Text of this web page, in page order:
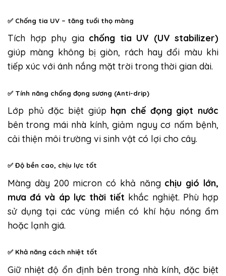
✅ Chống tia UV – tăng tuổi thọ màng
Tích hợp phụ gia chống tia UV (UV stabilizer)
giúp màng không bị giòn, rách hay đổi màu khi
tiếp xúc với ánh nắng mặt trời trong thời gian dài.
✅ Tính năng chống đọng sương (Anti-drip)
Lớp phủ đặc biệt giúp hạn chế đọng giọt nước
bên trong mái nhà kính, giảm nguy cơ nấm bệnh,
cải thiện môi trường vi sinh vật có lợi cho cây.
✅ Độ bền cao, chịu lực tốt
Màng dày 200 micron có khả năng chịu gió lớn,
mưa đá và áp lực thời tiết khắc nghiệt. Phù hợp
sử dụng tại các vùng miền có khí hậu nóng ẩm
hoặc lạnh giá.
✅ Khả năng cách nhiệt tốt
Giữ nhiệt độ ổn định bên trong nhà kính, đặc biệt